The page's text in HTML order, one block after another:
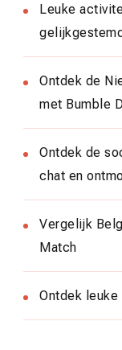
Leuke
Ontdek de
met Bumble
Ontdek de
chat en
Vergelijk
Match
Ontdek